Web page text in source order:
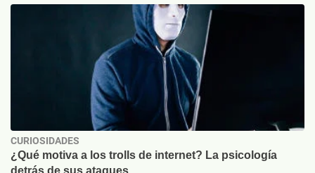
CURIOSIDADES
¿Qué motiva a los trolls de internet? La psicología